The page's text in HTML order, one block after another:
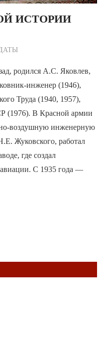
ИСТОРИИ
родился А.С. Яковлев,
инженер (1946),
Труда (1940, 1957),
(1976). В Красной армии
воздушную инженерную
Жуковского, работал
где создал
авиации. С 1935 года —